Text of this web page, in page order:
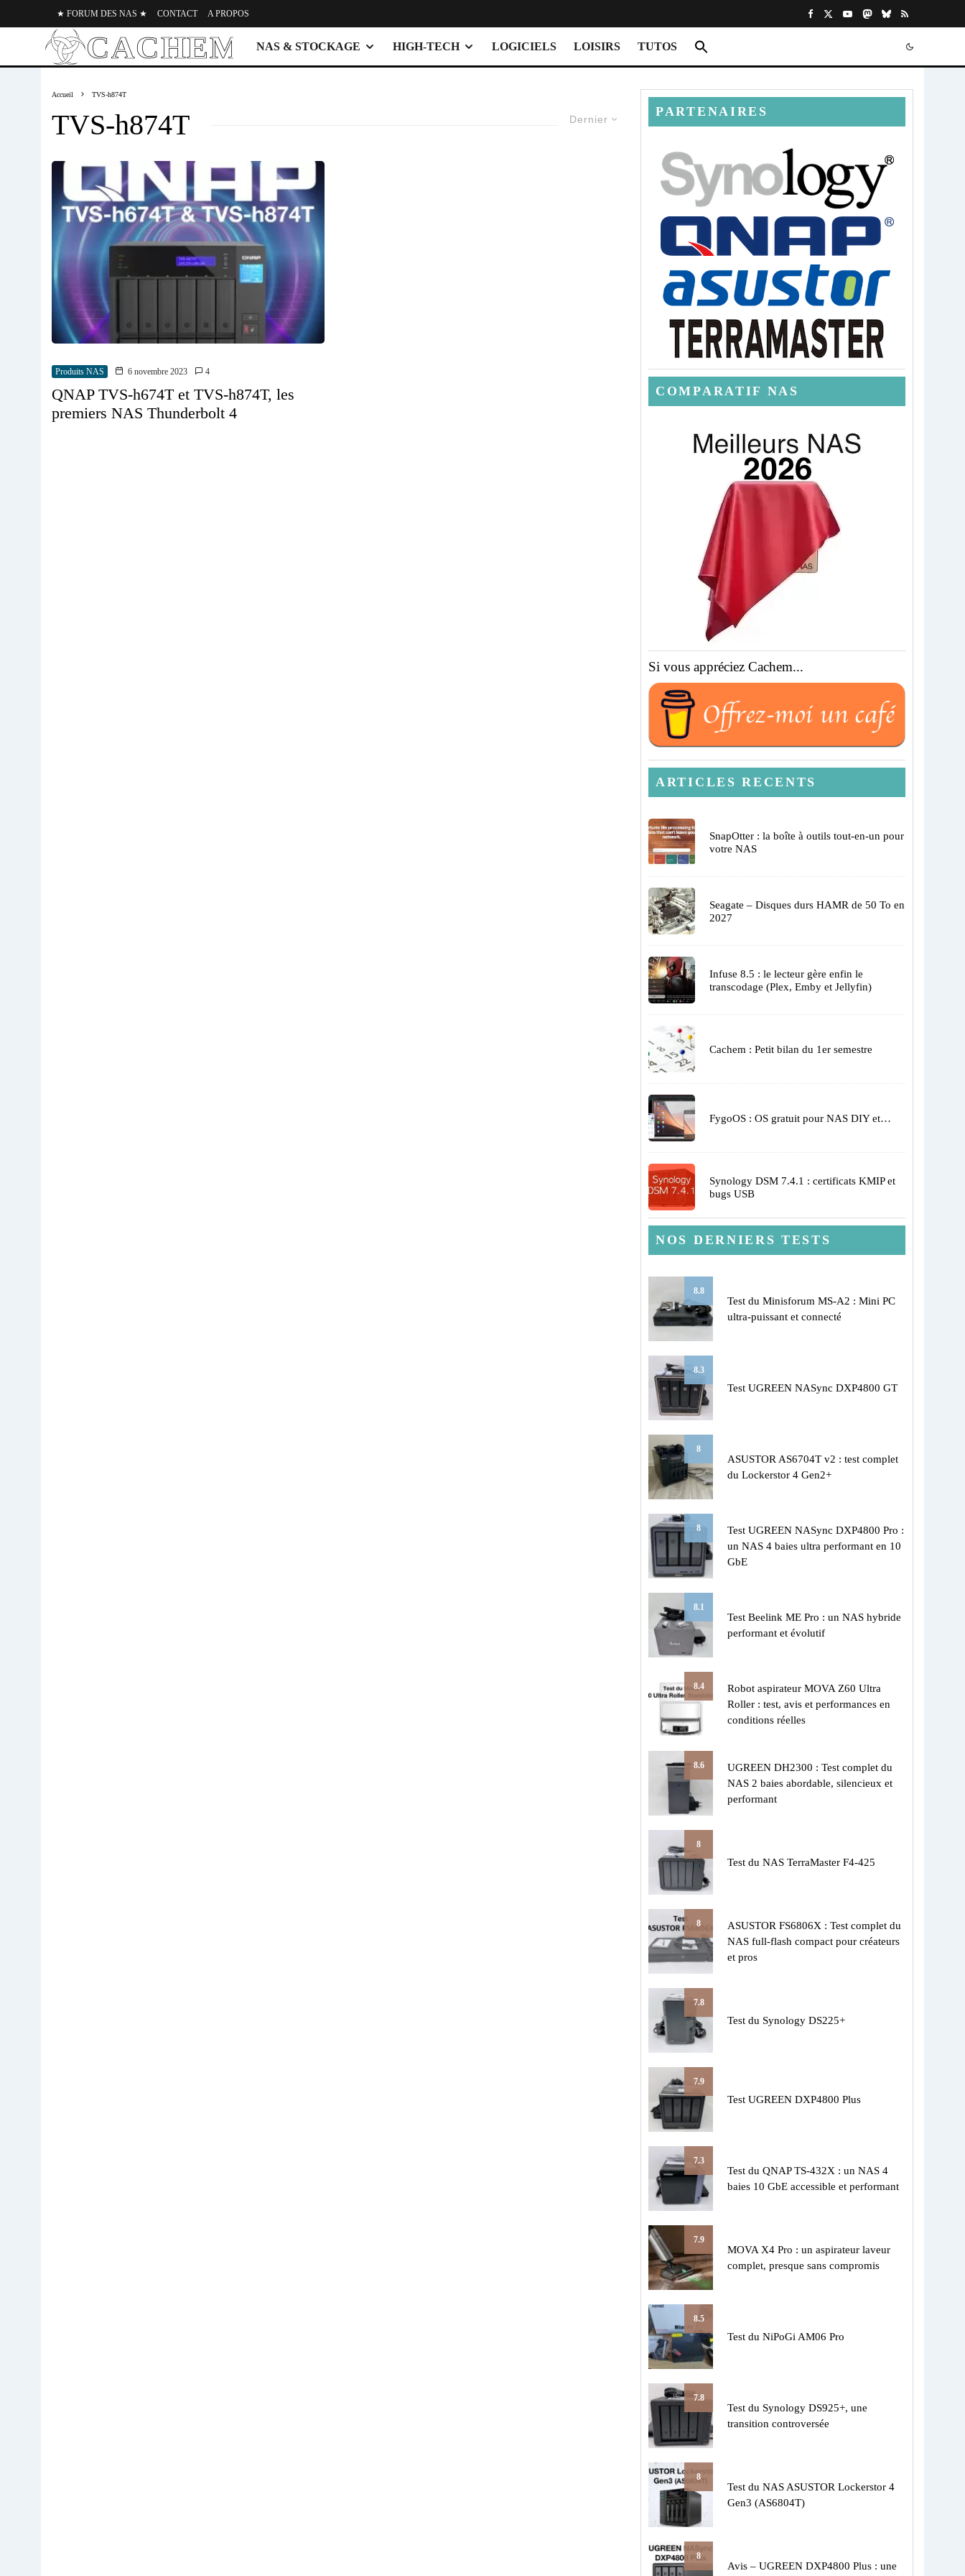
★ FORUM DES NAS ★ CONTACT A PROPOS
NAS & STOCKAGE HIGH-TECH LOGICIELS LOISIRS TUTOS
Accueil TVS-h874T
Dernier
TVS-h874T
Produits NAS 6 novembre 2023 4
QNAP TVS-h674T et TVS-h874T, les
premiers NAS Thunderbolt 4
PARTENAIRES
COMPARATIF NAS
Si vous appréciez Cachem...
ARTICLES RECENTS
SnapOtter : la boîte à outils tout-en-un pour
votre NAS
Seagate – Disques durs HAMR de 50 To en
2027
Infuse 8.5 : le lecteur gère enfin le
transcodage (Plex, Emby et Jellyfin)
Cachem : Petit bilan du 1er semestre
FygoOS : OS gratuit pour NAS DIY et…
Synology DSM 7.4.1 : certificats KMIP et
bugs USB
NOS DERNIERS TESTS
8.8
Test du Minisforum MS-A2 : Mini PC
ultra-puissant et connecté
8.3
Test UGREEN NASync DXP4800 GT
8
ASUSTOR AS6704T v2 : test complet
du Lockerstor 4 Gen2+
8
Test UGREEN NASync DXP4800 Pro :
un NAS 4 baies ultra performant en 10
GbE
8.1
Test Beelink ME Pro : un NAS hybride
performant et évolutif
8.4
Robot aspirateur MOVA Z60 Ultra
Roller : test, avis et performances en
conditions réelles
8.6
UGREEN DH2300 : Test complet du
NAS 2 baies abordable, silencieux et
performant
8
Test du NAS TerraMaster F4-425
8
ASUSTOR FS6806X : Test complet du
NAS full-flash compact pour créateurs
et pros
7.8
Test du Synology DS225+
7.9
Test UGREEN DXP4800 Plus
7.3
Test du QNAP TS-432X : un NAS 4
baies 10 GbE accessible et performant
7.9
MOVA X4 Pro : un aspirateur laveur
complet, presque sans compromis
8.5
Test du NiPoGi AM06 Pro
7.8
Test du Synology DS925+, une
transition controversée
8
Test du NAS ASUSTOR Lockerstor 4
Gen3 (AS6804T)
8
Avis – UGREEN DXP4800 Plus : une